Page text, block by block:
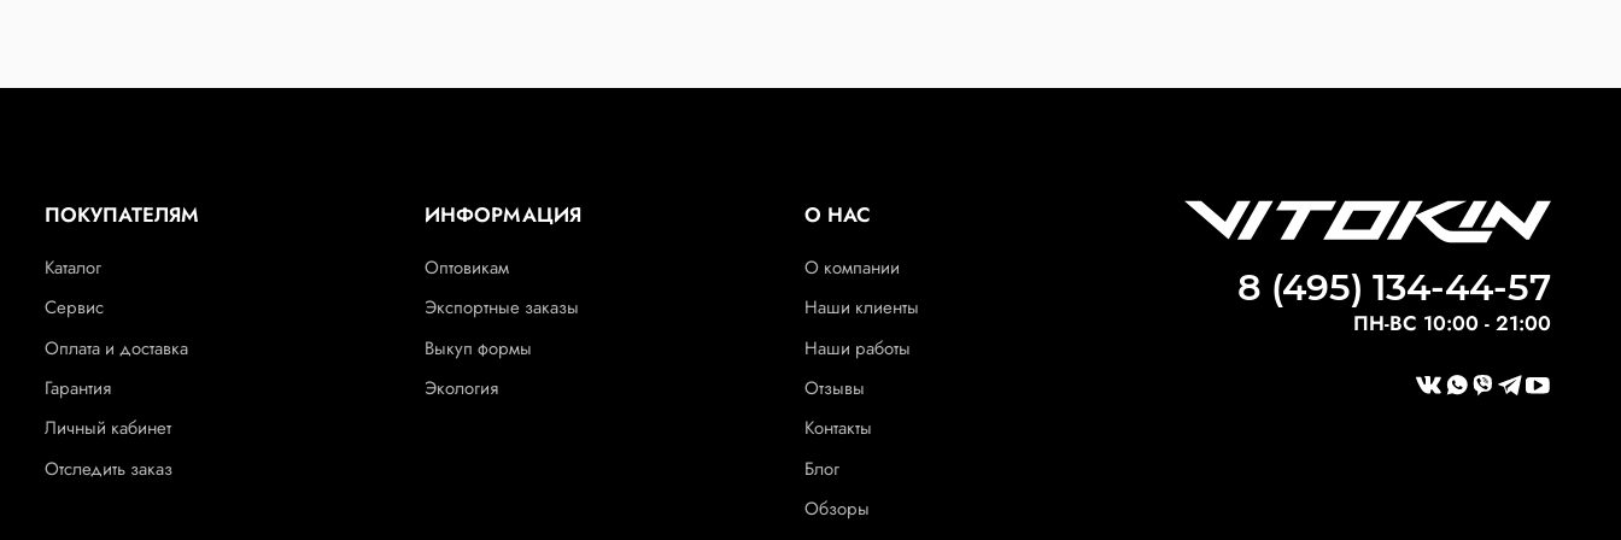
ПОКУПАТЕЛЯМ
Каталог
Сервис
Оплата и доставка
Гарантия
Личный кабинет
Отследить заказ
ИНФОРМАЦИЯ
Оптовикам
Экспортные заказы
Выкуп формы
Экология
О НАС
О компании
Наши клиенты
Наши работы
Отзывы
Контакты
Блог
Обзоры
8 (495) 134-44-57
ПН-ВС 10:00 - 21:00